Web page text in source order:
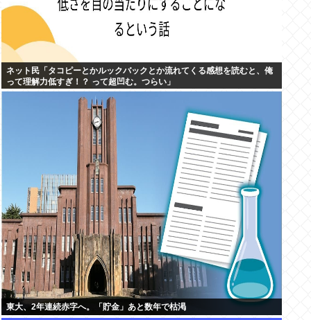
ネット民「タコピーとかルックバックとか流れてくる感想を読むと、俺
って理解力低すぎ！？ って超凹む。つらい」
東大、2年連続赤字へ。「貯金」あと数年で枯渇